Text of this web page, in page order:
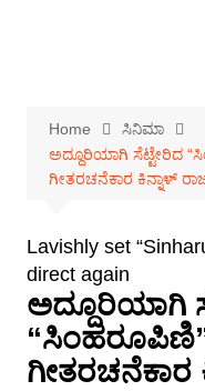
Home
ಸಿನಿಮಾ
ಅದ್ದೂರಿಯಾಗಿ ಸೆಟ್ಟೇರಿದ
ಗೀತರಚನೆಕಾರ ಕಿನ್ನಾಳ್
Lavishly set
direct again
ಅದ್ದೂರಿಯಾಗಿ
“ಸಿಂಹರೂಪಿಣಿ”
ಗೀತರಚನೆಕಾರ